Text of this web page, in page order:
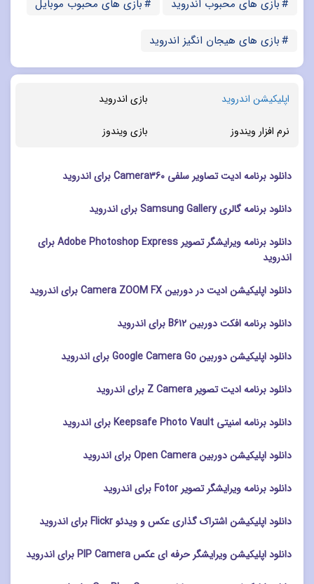
بازی های محبوب اندروید بازی های محبوب موبایل
بازی های هیجان انگیز اندروید
اپلیکیشن اندروید بازی اندروید
نرم افزار ویندوز بازی ویندوز
دانلود برنامه ادیت تصاویر سلفی Camera360 برای اندروید
دانلود برنامه گالری Samsung Gallery برای اندروید
دانلود برنامه ویرایشگر تصویر Adobe Photoshop Express برای
اندروید
دانلود اپلیکیشن ادیت در دوربین Camera ZOOM FX برای اندروید
دانلود برنامه افکت دوربین B612 برای اندروید
دانلود اپلیکیشن دوربین Google Camera Go برای اندروید
دانلود برنامه ادیت تصویر Z Camera برای اندروید
دانلود برنامه امنیتی Keepsafe Photo Vault برای اندروید
دانلود اپلیکیشن دوربین Open Camera برای اندروید
دانلود برنامه ویرایشگر تصویر Fotor برای اندروید
دانلود اپلیکیشن اشتراک گذاری عکس و ویدئو Flickr برای اندروید
دانلود اپلیکیشن ویرایشگر حرفه ای عکس PIP Camera برای اندروید